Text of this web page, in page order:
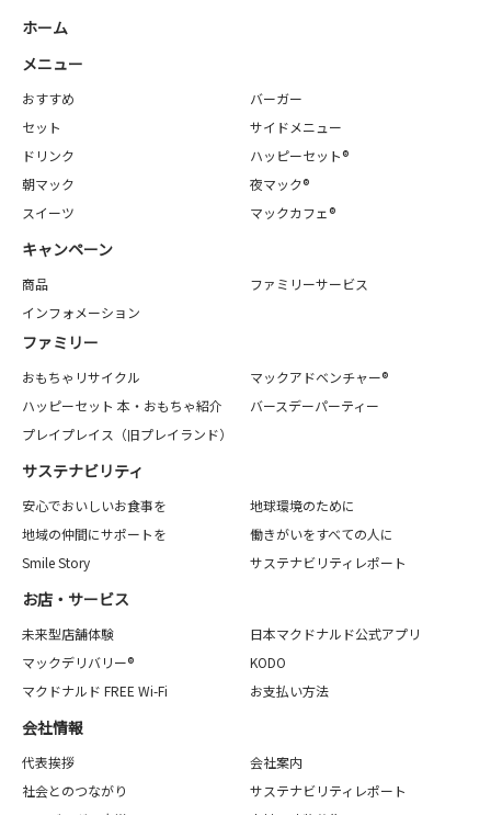
ホーム
メニュー
おすすめ
バーガー
セット
サイドメニュー
ドリンク
ハッピーセット®
朝マック
夜マック®
スイーツ
マックカフェ®
キャンペーン
商品
ファミリーサービス
インフォメーション
ファミリー
おもちゃリサイクル
マックアドベンチャー®
ハッピーセット 本・おもちゃ紹介
バースデーパーティー
プレイプレイス（旧プレイランド）
サステナビリティ
安心でおいしいお食事を
地球環境のために
地域の仲間にサポートを
働きがいをすべての人に
Smile Story
サステナビリティレポート
お店・サービス
未来型店舗体験
日本マクドナルド公式アプリ
マックデリバリー®
KODO
マクドナルド FREE Wi-Fi
お支払い方法
会社情報
代表挨拶
会社案内
社会とのつながり
サステナビリティレポート